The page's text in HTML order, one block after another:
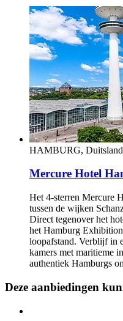
HAMBURG, Duitsland
Mercure Hotel
Het 4-sterren Mercure
tussen de wijken
Direct tegenover het
het Hamburg
loopafstand. Verblijf in
kamers met maritieme
authentiek Hamburgs
Deze aanbiedingen